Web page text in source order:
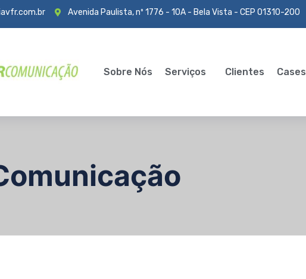
Avenida Paulista, nº 1776 - 10A - Bela Vista - CEP 01310-200
Sobre Nós Serviços Clientes Cases